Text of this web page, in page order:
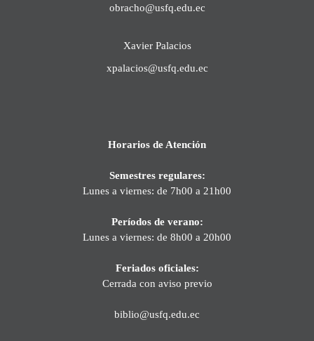
obracho@usfq.edu.ec
Xavier Palacios
xpalacios@usfq.edu.ec
Horarios de Atención
Semestres regulares:
Lunes a viernes: de 7h00 a 21h00
Períodos de verano:
Lunes a viernes: de 8h00 a 20h00
Feriados oficiales:
Cerrada con aviso previo
biblio@usfq.edu.ec